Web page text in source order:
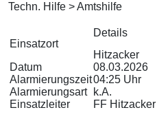
Techn. Hilfe > Amtshilfe
Einsatzort
Details
Hitzacker
Datum
08.03.2026
Alarmierungszeit04:25 Uhr
Alarmierungsart
k.A.
Einsatzleiter
FF Hitzacker